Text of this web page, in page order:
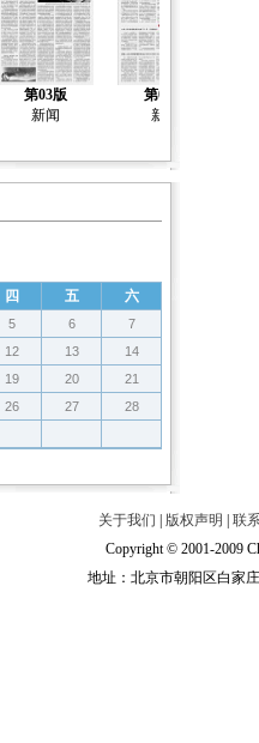
第03版
新闻
第04版
新闻
四 五 六
5 6
7
12 13
14
19 20
21
26 27
28
关于我们 版权声明
联
Copyright © 2001-2009
地址：北京市朝阳区白家